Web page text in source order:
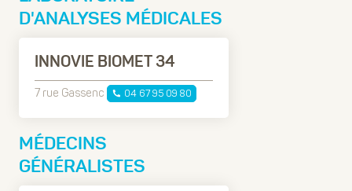
D'ANALYSES MÉDICALES
INNOVIE BIOMET 34
7 rue Gassenc 04 67 95 09 80
MÉDECINS
GÉNÉRALISTES